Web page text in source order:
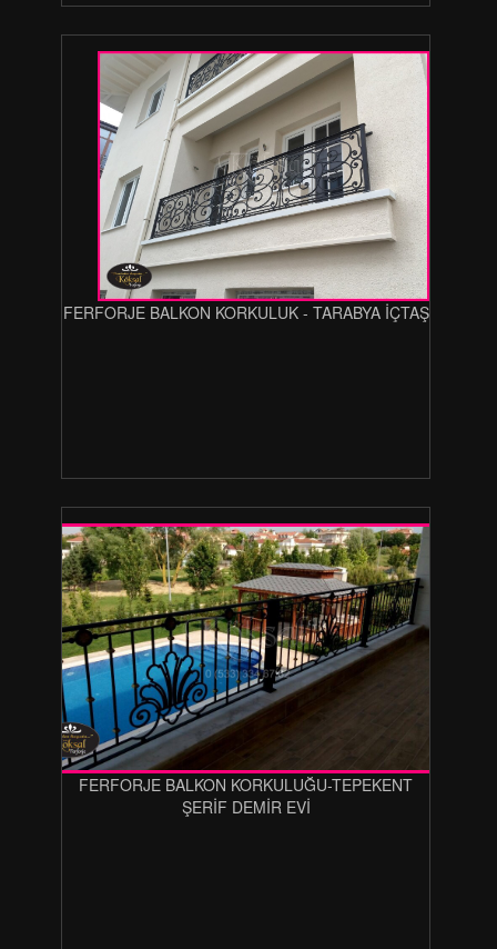
FERFORJE BALKON KORKULUK - TARABYA İÇTAŞ
FERFORJE BALKON KORKULUĞU-TEPEKENT
ŞERİF DEMİR EVİ